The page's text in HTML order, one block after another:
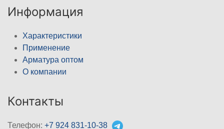
Информация
Характеристики
Применение
Арматура оптом
О компании
Контакты
Телефон: +7 924 831-10-38